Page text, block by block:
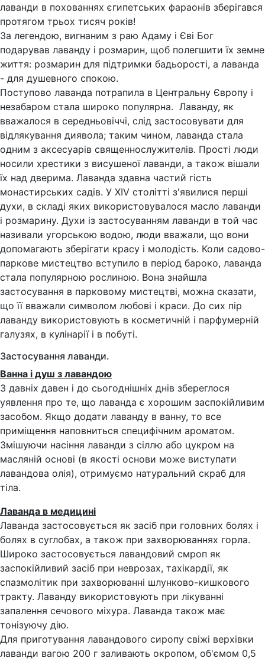
лаванди в похованнях єгипетських фараонів зберігався
протягом трьох тисяч років!
За легендою, вигнаним з раю Адаму і Єві Бог
подарував лаванду і розмарин, щоб полегшити їх земне
життя: розмарин для підтримки бадьорості, а лаванда
- для душевного спокою.
Поступово лаванда потрапила в Центральну Європу і
незабаром стала широко популярна. Лаванду, як
вважалося в середньовіччі, слід застосовувати для
відлякування диявола; таким чином, лаванда стала
одним з аксесуарів священнослужителів. Прості люди
носили хрестики з висушеної лаванди, а також вішали
їх над дверима. Лаванда здавна частий гість
монастирських садів. У XIV столітті з'явилися перші
духи, в складі яких використовувалося масло лаванди
і розмарину. Духи із застосуванням лаванди в той час
називали угорською водою, люди вважали, що вони
допомагають зберігати красу і молодість. Коли садово-
паркове мистецтво вступило в період бароко, лаванда
стала популярною рослиною. Вона знайшла
застосування в парковому мистецтві, можна сказати,
що її вважали символом любові і краси. До сих пір
лаванду використовують в косметичній і парфумерній
галузях, в кулінарії і в побуті.
Застосування лаванди.
Ванна і душ з лавандою
З давніх давен і до сьогоднішніх днів збереглося
уявлення про те, що лаванда є хорошим заспокійливим
засобом. Якщо додати лаванду в ванну, то все
приміщення наповниться специфічним ароматом.
Змішуючи насіння лаванди з сіллю або цукром на
масляній основі (в якості основи може виступати
лавандова олія), отримуємо натуральний скраб для
тіла.
Лаванда в медицині
Лаванда застосовується як засіб при головних болях і
болях в суглобах, а також при захворюваннях горла.
Широко застосовується лавандовий смроп як
заспокійливий засіб при неврозах, тахікардії, як
спазмолітик при захворюванні шлунково-кишкового
тракту. Лаванду використовують при лікуванні
запалення сечового міхура. Лаванда також має
тонізуючу дію.
Для приготування лавандового сиропу свіжі верхівки
лаванди вагою 200 г заливають окропом, об'ємом 0,5